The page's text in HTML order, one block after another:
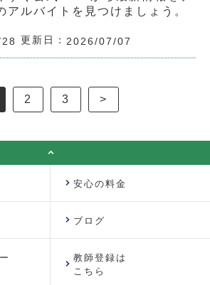
アルバイトを見つけましょう。
更新日： 2026/07/07
2 3 >
安心の料金
ブログ
教師登録は
こちら